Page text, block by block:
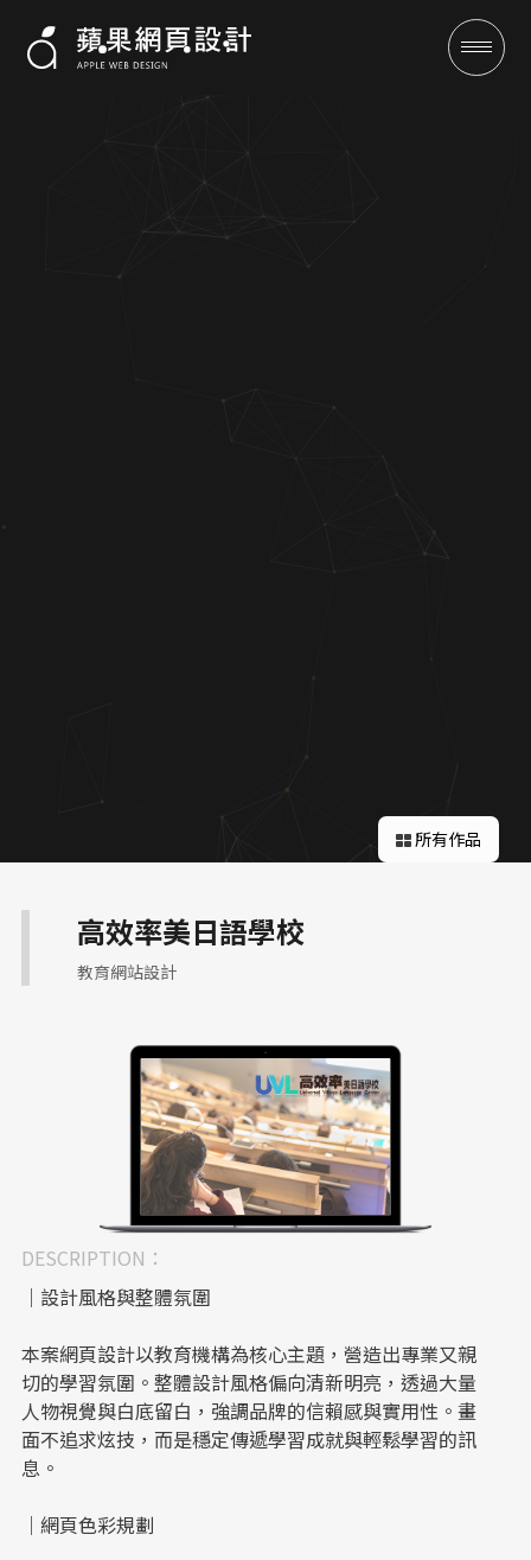
高效率美日語學校-網頁設計，
高CP值專業網站架設，新方案
超值NT29,999元
關於蘋果
所有作品
高效率美日語學校
教育網站設計
DESCRIPTION：
｜設計風格與整體氛圍
本案網頁設計以教育機構為核心主題，營造出專業又親
切的學習氛圍。整體設計風格偏向清新明亮，透過大量
人物視覺與白底留白，強調品牌的信賴感與實用性。畫
面不追求炫技，而是穩定傳遞學習成就與輕鬆學習的訊
息。
｜網頁色彩規劃